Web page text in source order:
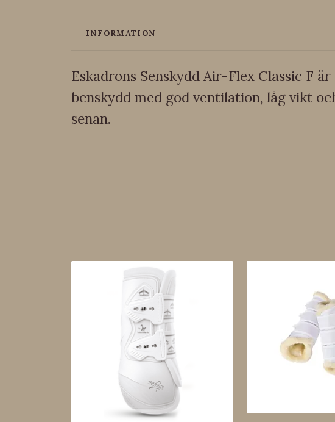
INFORMATION
Eskadrons Senskydd Air-Flex Classic F
benskydd med god ventilation, låg vikt
senan.